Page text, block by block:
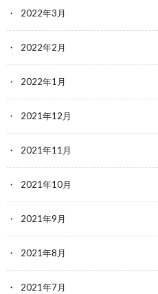
2022年3月
2022年2月
2022年1月
2021年12月
2021年11月
2021年10月
2021年9月
2021年8月
2021年7月